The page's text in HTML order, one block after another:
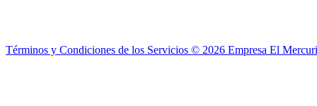
Términos y Condiciones de los Servicios © 2026 Empresa El